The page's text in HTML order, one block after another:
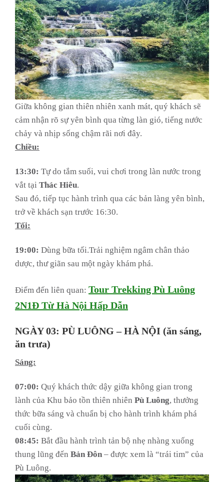
Giữa không gian thiên nhiên xanh mát, quý khách sẽ
cảm nhận rõ sự yên bình qua từng làn gió, tiếng nước
chảy và nhịp sống chậm rãi nơi đây.
Chiều:
13:30: Tự do tắm suối, vui chơi trong làn nước trong
vắt tại Thác Hiêu.
Sau đó, tiếp tục hành trình qua các bản làng yên bình,
trở về khách sạn trước 16:30.
Tối:
19:00: Dùng bữa tối.Trải nghiệm ngâm chân thảo
dược, thư giãn sau một ngày khám phá.
Điểm đến liên quan: Tour Trekking Pù Luông
2N1Đ Từ Hà Nội Hấp Dẫn
NGÀY 03: PÙ LUÔNG – HÀ NỘI (ăn sáng,
ăn trưa)
Sáng:
07:00: Quý khách thức dậy giữa không gian trong
lành của Khu bảo tồn thiên nhiên Pù Luông, thưởng
thức bữa sáng và chuẩn bị cho hành trình khám phá
cuối cùng.
08:45: Bắt đầu hành trình tản bộ nhẹ nhàng xuống
thung lũng đến Bản Đôn – được xem là “trái tim” của
Pù Luông.